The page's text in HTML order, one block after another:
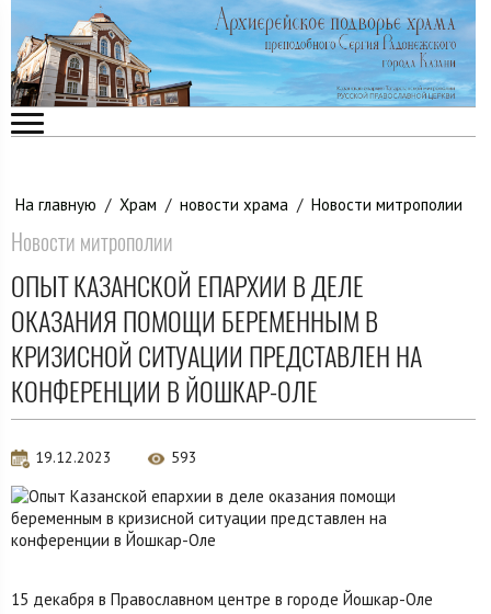
На главную / Храм / новости храма / Новости митрополии
Новости митрополии
ОПЫТ КАЗАНСКОЙ ЕПАРХИИ В ДЕЛЕ
ОКАЗАНИЯ ПОМОЩИ БЕРЕМЕННЫМ В
КРИЗИСНОЙ СИТУАЦИИ ПРЕДСТАВЛЕН НА
КОНФЕРЕНЦИИ В ЙОШКАР-ОЛЕ
19.12.2023 593
15 декабря в Православном центре в городе Йошкар-Оле